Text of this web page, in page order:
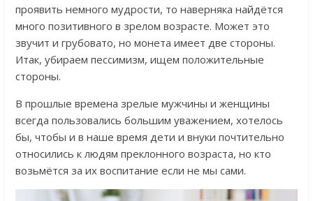
проявить немного мудрости, то наверняка найдётся
много позитивного в зрелом возрасте. Может это
звучит и грубовато, но монета имеет две стороны.
Итак, убираем пессимизм, ищем положительные
стороны.
В прошлые времена зрелые мужчины и женщины
всегда пользовались большим уважением, хотелось
бы, чтобы и в наше время дети и внуки почтительно
относились к людям преклонного возраста, но кто
возьмётся за их воспитание если не мы сами.